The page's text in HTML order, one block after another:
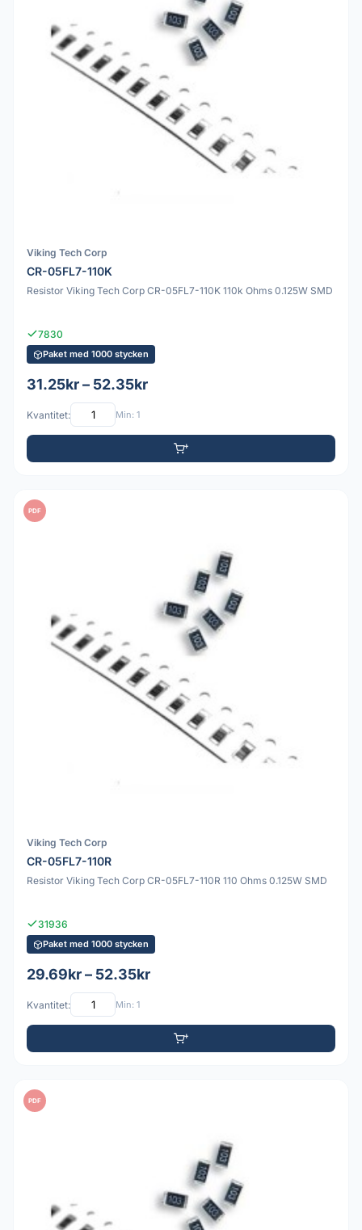
Viking Tech Corp
CR-05FL7-110K
Resistor Viking Tech Corp CR-05FL7-110K 110k Ohms 0.125W SMD
7830
Paket med 1000 stycken
31.25kr – 52.35kr
Kvantitet: Min: 1
PDF
Viking Tech Corp
CR-05FL7-110R
Resistor Viking Tech Corp CR-05FL7-110R 110 Ohms 0.125W SMD
31936
Paket med 1000 stycken
29.69kr – 52.35kr
Kvantitet: Min: 1
PDF